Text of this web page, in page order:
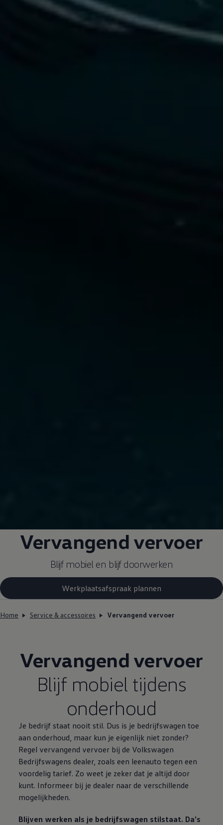
Vervangend vervoer
Blijf mobiel en blijf doorwerken
Werkplaatsafspraak plannen
Home Service & accessoires Vervangend vervoer
Vervangend vervoer
Blijf mobiel tijdens
onderhoud
Je bedrijf staat nooit stil. Dus is je bedrijfswagen toe
aan onderhoud, maar kun je eigenlijk niet zonder?
Regel vervangend vervoer bij de Volkswagen
Bedrijfswagens dealer, zoals een leenauto tegen een
voordelig tarief. Zo weet je zeker dat je altijd door
kunt. Informeer bij je dealer naar de verschillende
mogelijkheden.
Blijven werken als je bedrijfswagen stilstaat. Da's